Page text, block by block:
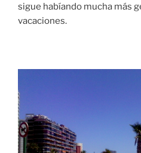
sigue habíando mucha más
vacaciones.